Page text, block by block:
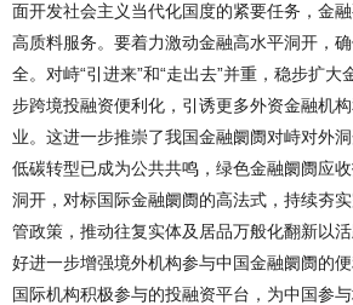
面开发社会主义当代化国度的紧要任务，金
高质料服务。要着力激动金融高水平洞开，
全。对峙“引进来”和“走出去”并重，稳步扩
步跨境投融资便利化，引诱更多外资金融机
业。这进一步推崇了我国金融阛阓对峙对外
低碳转型已成为公共共鸣，绿色金融阛阓应
洞开，对标国际金融阛阓的高法式，持续夯
管政策，推动往复实体及居品万般化翻新以
好进一步增强境外机构参与中国金融阛阓的
国际机构积极参与的投融资平台，为中国参